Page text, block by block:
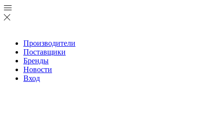
Производители
Поставщики
Бренды
Новости
Вход